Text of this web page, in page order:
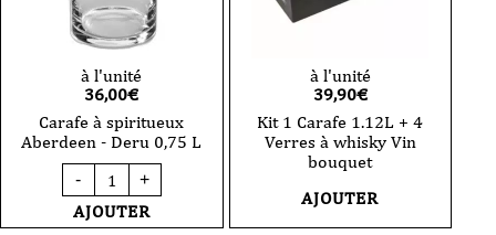
à l'unité
36,00€
Carafe à spiritueux
Aberdeen - Deru 0,75 L
-
quantité
de
Carafe
à
+
AJOUTER
à l'unité
39,90€
Kit 1 Carafe 1.12L + 4
Verres à whisky Vin
bouquet
AJOUTER